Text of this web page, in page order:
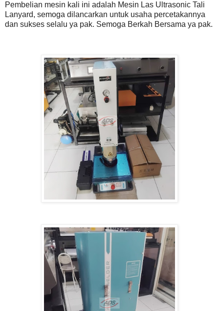
Pembelian mesin kali ini adalah Mesin Las Ultrasonic Tali
Lanyard, semoga dilancarkan untuk usaha percetakannya
dan sukses selalu ya pak. Semoga Berkah Bersama ya pak.